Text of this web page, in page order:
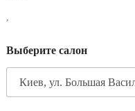
,
Выберите салон